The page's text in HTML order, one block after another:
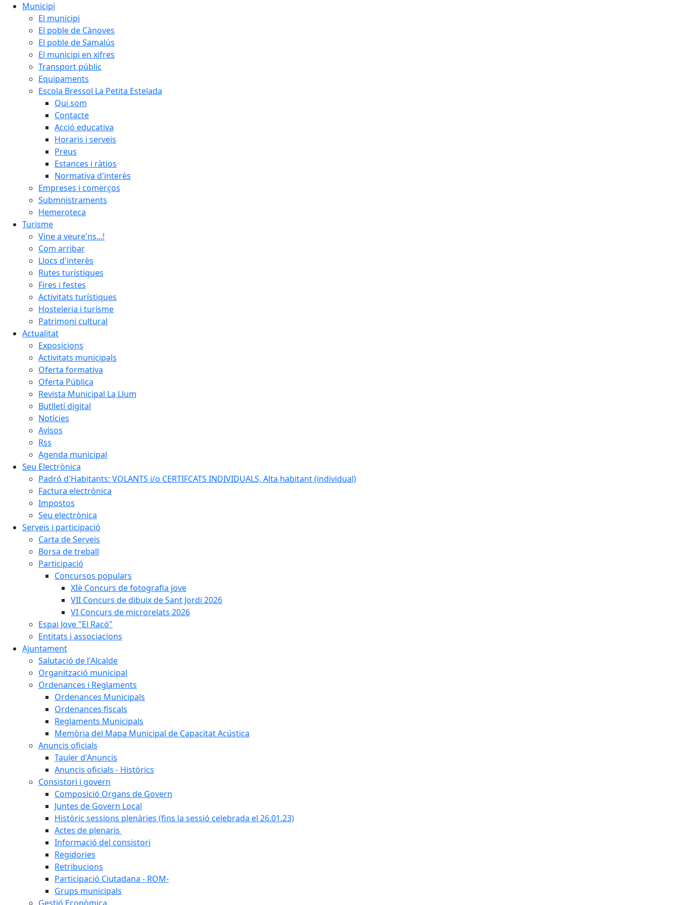
Municipi
El municipi
El poble de Cànoves
El poble de Samalús
El municipi en xifres
Transport públic
Equipaments
Escola Bressol La Petita Estelada
Qui som
Contacte
Acció educativa
Horaris i serveis
Preus
Estances i ràtios
Normativa d'interès
Empreses i comerços
Submnistraments
Hemeroteca
Turisme
Vine a veure'ns...!
Com arribar
Llocs d'interès
Rutes turístiques
Fires i festes
Activitats turístiques
Hosteleria i turísme
Patrimoni cultural
Actualitat
Exposicions
Activitats municipals
Oferta formativa
Oferta Pública
Revista Municipal La Llum
Butlletí digital
Notícies
Avisos
Rss
Agenda municipal
Seu Electrònica
Padró d'Habitants: VOLANTS i/o CERTIFCATS INDIVIDUALS, Alta habitant (individual)
Factura electrònica
Impostos
Seu electrònica
Serveis i participació
Carta de Serveis
Borsa de treball
Participació
Concursos populars
XIè Concurs de fotografia jove
VII Concurs de dibuix de Sant Jordi 2026
VI Concurs de microrelats 2026
Espai Jove "El Racó"
Entitats i associacions
Ajuntament
Salutació de l'Alcalde
Organització municipal
Ordenances i Reglaments
Ordenances Municipals
Ordenances fiscals
Reglaments Municipals
Memòria del Mapa Municipal de Capacitat Acústica
Anuncis oficials
Tauler d'Anuncis
Anuncis oficials - Històrics
Consistori i govern
Composició Organs de Govern
Juntes de Govern Local
Històric sessions plenàries (fins la sessió celebrada el 26.01.23)
Actes de plenaris
Informació del consistori
Regidories
Retribucions
Participació Ciutadana - ROM-
Grups municipals